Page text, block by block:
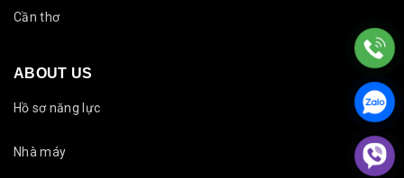
Cần thơ
ABOUT US
Hồ sơ năng lực
Nhà máy